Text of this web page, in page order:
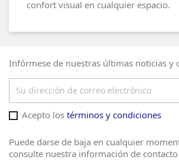
confort visual en cualquier espacio.
Infórmese de nuestras últimas noticias y
Acepto los términos y condiciones
Puede darse de baja en cualquier
consulte nuestra información de